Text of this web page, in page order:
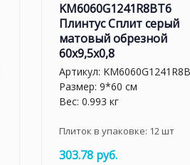
KM6060G1241R8BT6
Плинтус Сплит серый
матовый обрезной
60x9,5x0,8
Артикул:
Размер: 9*60 см
Вес: 0.993 кг
Плиток в упаковке: 12 шт
303.78 руб.